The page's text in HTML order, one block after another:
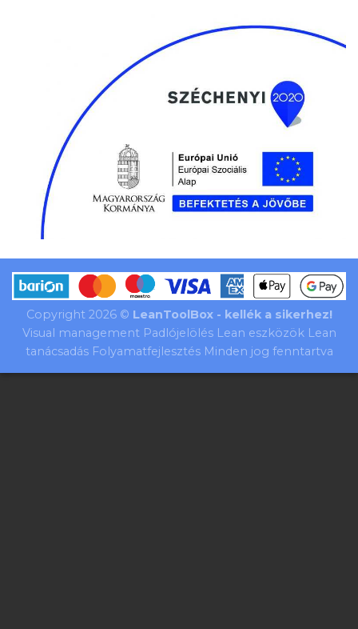
Copyright 2026 © LeanToolBox - kellék a sikerhez!
Visual management Padlójelölés Lean eszközök Lean
tanácsadás Folyamatfejlesztés Minden jog fenntartva